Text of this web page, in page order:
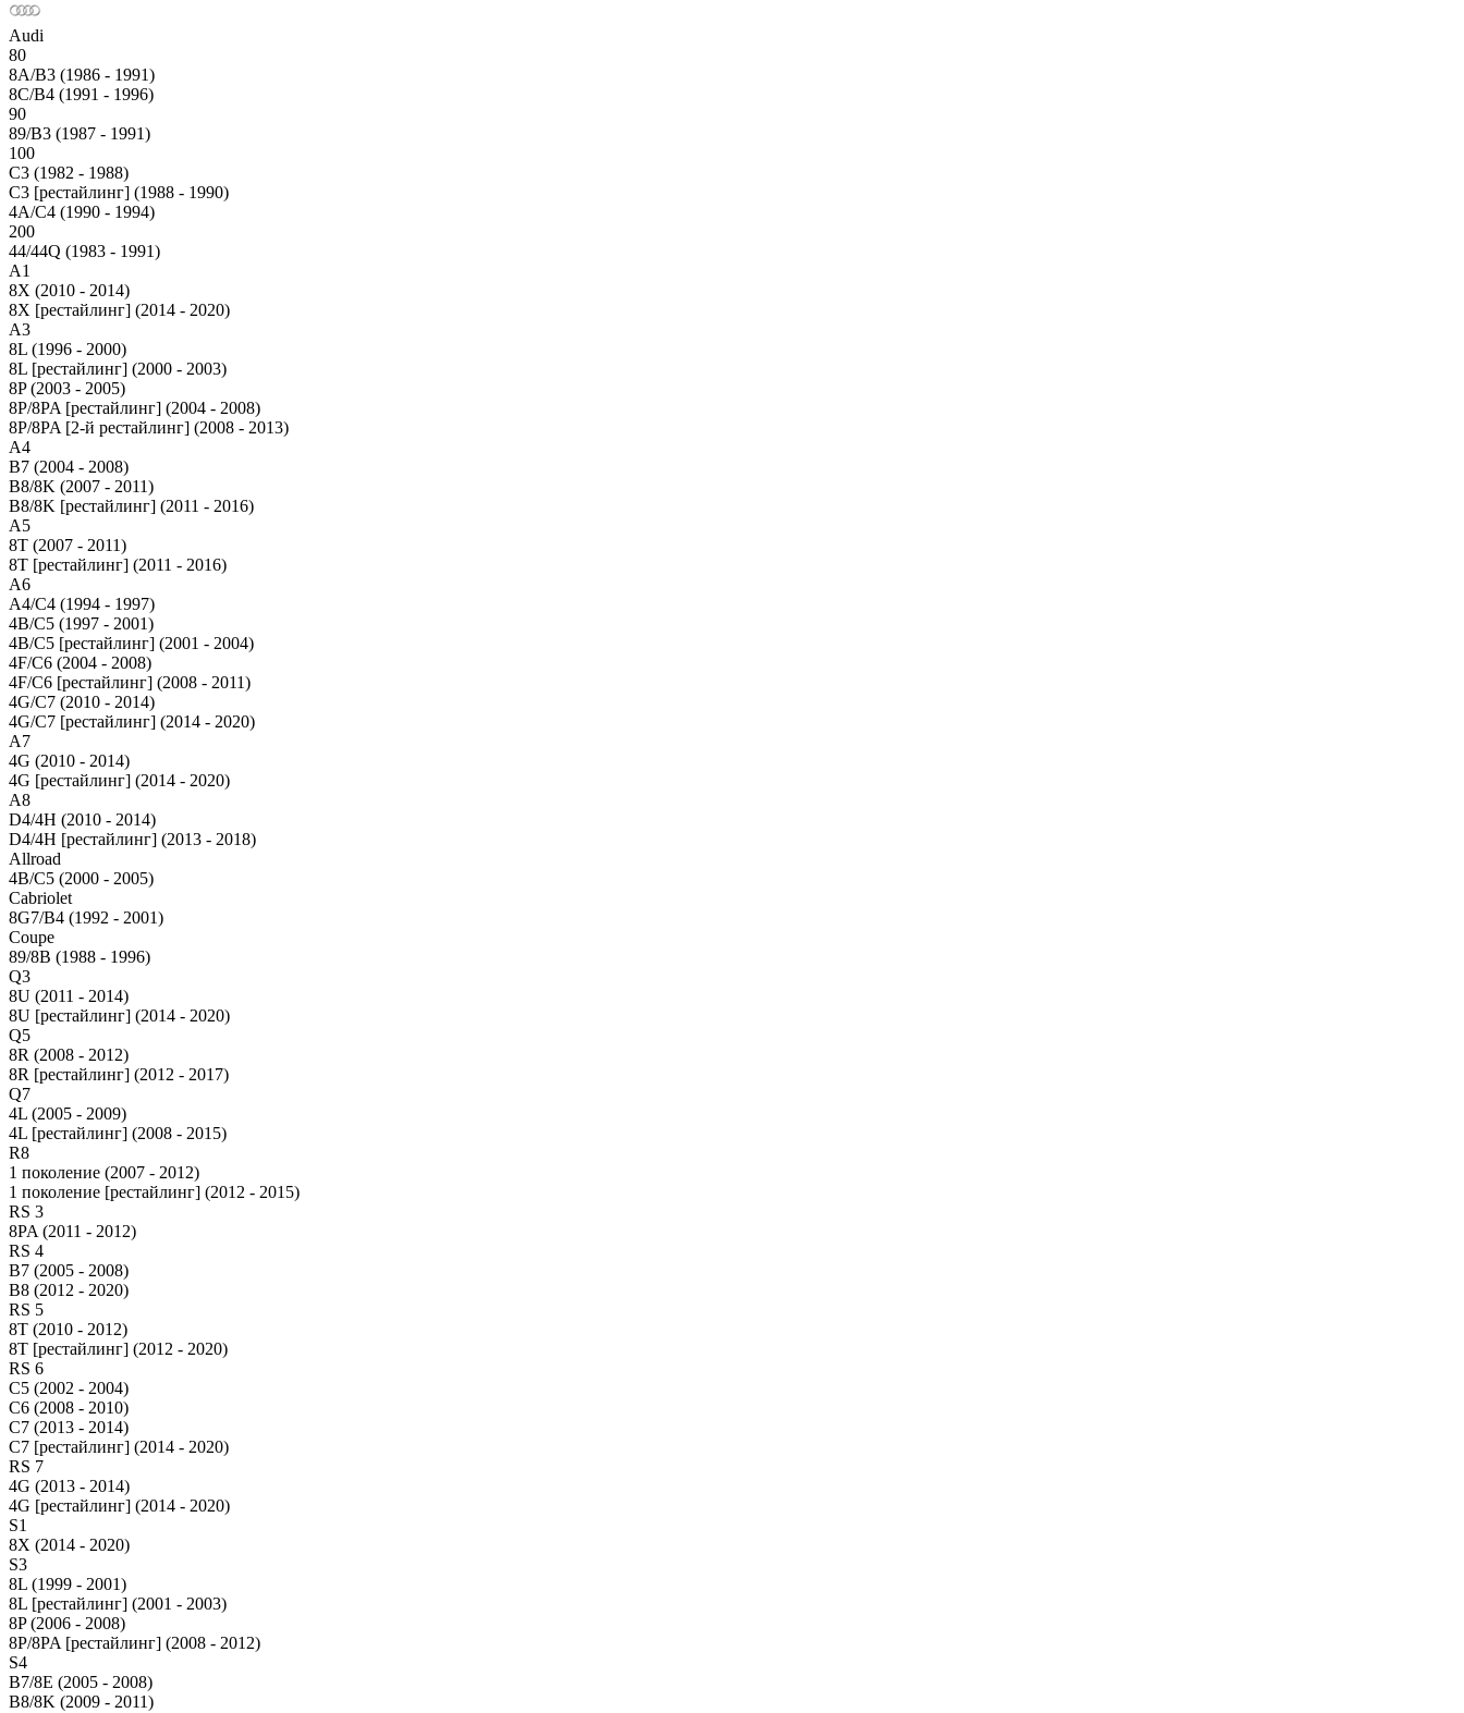
Audi
80
8A/B3 (1986 - 1991)
8C/B4 (1991 - 1996)
90
89/B3 (1987 - 1991)
100
С3 (1982 - 1988)
С3 [рестайлинг] (1988 - 1990)
4A/C4 (1990 - 1994)
200
44/44Q (1983 - 1991)
A1
8X (2010 - 2014)
8X [рестайлинг] (2014 - 2020)
A3
8L (1996 - 2000)
8L [рестайлинг] (2000 - 2003)
8P (2003 - 2005)
8P/8PA [рестайлинг] (2004 - 2008)
8P/8PA [2-й рестайлинг] (2008 - 2013)
A4
B7 (2004 - 2008)
B8/8K (2007 - 2011)
B8/8K [рестайлинг] (2011 - 2016)
A5
8T (2007 - 2011)
8T [рестайлинг] (2011 - 2016)
A6
A4/C4 (1994 - 1997)
4B/C5 (1997 - 2001)
4B/C5 [рестайлинг] (2001 - 2004)
4F/C6 (2004 - 2008)
4F/C6 [рестайлинг] (2008 - 2011)
4G/C7 (2010 - 2014)
4G/C7 [рестайлинг] (2014 - 2020)
A7
4G (2010 - 2014)
4G [рестайлинг] (2014 - 2020)
A8
D4/4H (2010 - 2014)
D4/4H [рестайлинг] (2013 - 2018)
Allroad
4B/C5 (2000 - 2005)
Cabriolet
8G7/B4 (1992 - 2001)
Coupe
89/8B (1988 - 1996)
Q3
8U (2011 - 2014)
8U [рестайлинг] (2014 - 2020)
Q5
8R (2008 - 2012)
8R [рестайлинг] (2012 - 2017)
Q7
4L (2005 - 2009)
4L [рестайлинг] (2008 - 2015)
R8
1 поколение (2007 - 2012)
1 поколение [рестайлинг] (2012 - 2015)
RS 3
8PA (2011 - 2012)
RS 4
B7 (2005 - 2008)
B8 (2012 - 2020)
RS 5
8T (2010 - 2012)
8T [рестайлинг] (2012 - 2020)
RS 6
C5 (2002 - 2004)
C6 (2008 - 2010)
C7 (2013 - 2014)
C7 [рестайлинг] (2014 - 2020)
RS 7
4G (2013 - 2014)
4G [рестайлинг] (2014 - 2020)
S1
8X (2014 - 2020)
S3
8L (1999 - 2001)
8L [рестайлинг] (2001 - 2003)
8P (2006 - 2008)
8P/8PA [рестайлинг] (2008 - 2012)
S4
B7/8E (2005 - 2008)
B8/8K (2009 - 2011)